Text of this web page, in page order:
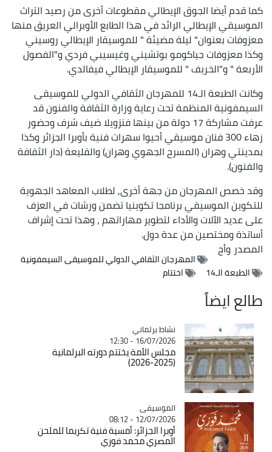
كما قدم أيضا الجوق الإيطالي مقطوعات أخرى من رصيد التراث
الموسيقي الإيطالي الرائد في هذا الطابع الأوبرالي العريق منها
معزوفات بعنوان" ليلة مضيئة " للموسيقار الإيطالي روسيني
وكذا معزوفات جياكومو بوتشيني وغيسيبي فردي و"الفصول
الأربعة " و"الخريف " للموسيقار الإيطالي فيفالدي.
وكانت الطبعة الـ14 للمهرجان الثقافي الدولي للموسيقى
السيمفونية المنظمة تحت رعاية وزارة الثقافة والفنون قد
عرفت مشاركة 17 دولة من بينها فنزويلا ضيف شرف وحضور
زهاء 300 فنان موسيقي أحيوا سهرات فنية بأوبرا الجزائر وكذا
بمدينتي وهران (المسرح الجهوي وهران) والقليعة (دار الثقافة
والفنون).
وقد خصص المهرجان من جهة أخرى, لطلاب المعاهد الجهوية
للتكوين الموسيقي برنامجا تكوينيا تضمن ورشات في العزف
على عديد الآلات والأداء لتطوير مهاراتهم ، وهذا تحت إشراف
أساتذة ومختصين من عدة دول.
المصدروأج
المهرجان الثقافي الدولي للموسيقى السيمفونية
الطبعة الـ14
اختتام
طالع ايضاً
Catégorie
نشاط برلماني
16/07/2026 - 12:30
مجلس الأمة يختتم دورته البرلمانية
Catégorie
الموسيقى
12/07/2026 - 08:12
أوبرا الجزائر: أمسية فنية تكريما للملحن
المصري محمد فوزي